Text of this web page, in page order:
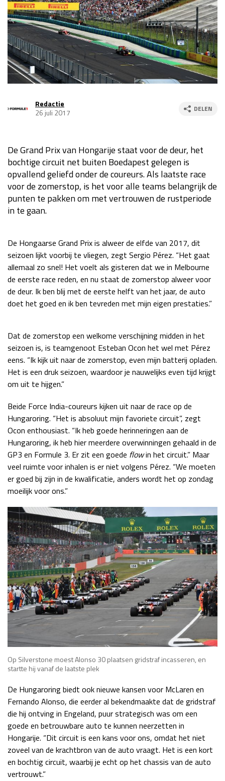
Race
za 13:00 - 15:00
GP VERENIGDE STATEN 2026 23 - 25 okt
Kwalificatie
Race
zo 21:00 - 23:00
GP MEXICO 2026 30 okt - 01 nov
Race
zo 21:00 - 23:00
GP SÃO PAULO 2026 06 - 08 nov
Race
zo 18:00 - 20:00
LAS VEGAS GRAND PRIX 2026
Kwalificatie
za 05:00 - 06:00
GP QATAR 2026 27 - 29 nov
Kwalificatie
GP ABU DHABI 2026 04 - 06 dec
Kwalificatie
za 15:00 - 16:00
Race
zo 14:00 - 16:00
Redactie
26 juli 2017
DELEN
De Grand Prix van Hongarije staat voor de deur, het
bochtige circuit net buiten Boedapest gelegen is
opvallend geliefd onder de coureurs. Als laatste race
voor de zomerstop, is het voor alle teams belangrijk de
punten te pakken om met vertrouwen de rustperiode
in te gaan.
De Hongaarse Grand Prix is alweer de elfde van 2017, dit
seizoen lijkt voorbij te vliegen, zegt Sergio Pérez. “Het gaat
allemaal zo snel! Het voelt als gisteren dat we in Melbourne
de eerste race reden, en nu staat de zomerstop alweer voor
de deur. Ik ben blij met de eerste helft van het jaar, de auto
doet het goed en ik ben tevreden met mijn eigen prestaties.”
Dat de zomerstop een welkome verschijning midden in het
seizoen is, is teamgenoot Esteban Ocon het wel met Pérez
eens. “Ik kijk uit naar de zomerstop, even mijn batterij opladen.
Het is een druk seizoen, waardoor je nauwelijks even tijd krijgt
om uit te hijgen.”
Beide Force India-coureurs kijken uit naar de race op de
Hungaroring. “Het is absoluut mijn favoriete circuit”, zegt
Ocon enthousiast. “Ik heb goede herinneringen aan de
Hungaroring, ik heb hier meerdere overwinningen gehaald in de
GP3 en Formule 3. Er zit een goede flowin het circuit.” Maar
veel ruimte voor inhalen is er niet volgens Pérez. “We moeten
er goed bij zijn in de kwalificatie, anders wordt het op zondag
moeilijk voor ons.”
Op Silverstone moest Alonso 30 plaatsen gridstraf incasseren, en
startte hij vanaf de laatste plek
De Hungaroring biedt ook nieuwe kansen voor McLaren en
Fernando Alonso, die eerder al bekendmaakte dat de gridstraf
die hij ontving in Engeland, puur strategisch was om een
goede en betrouwbare auto te kunnen neerzetten in
Hongarije. “Dit circuit is een kans voor ons, omdat het niet
zoveel van de krachtbron van de auto vraagt. Het is een kort
en bochtig circuit, waarbij je echt op het chassis van de auto
vertrouwt.”